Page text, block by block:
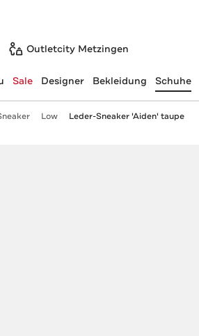
Outletcity Metzingen
ausgewählt:
Sale Designer Bekleidung Schuhe
Low Leder-Sneaker 'Aiden' taupe